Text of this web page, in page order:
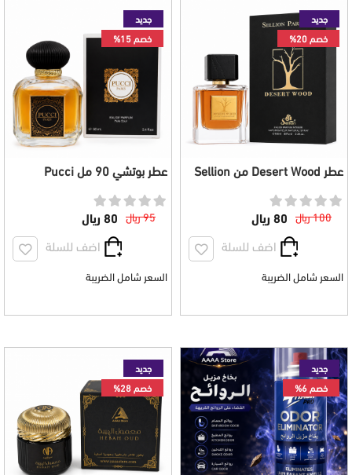
جديد
خصم 20%
عطر Desert Wood من Sellion
100 ريال
80 ريال
اضف للسلة
السعر شامل الضريبة
جديد
خصم 15%
عطر بوتشي 90 مل Pucci
95 ريال
80 ريال
اضف للسلة
السعر شامل الضريبة
جديد
خصم 6%
جديد
خصم 28%